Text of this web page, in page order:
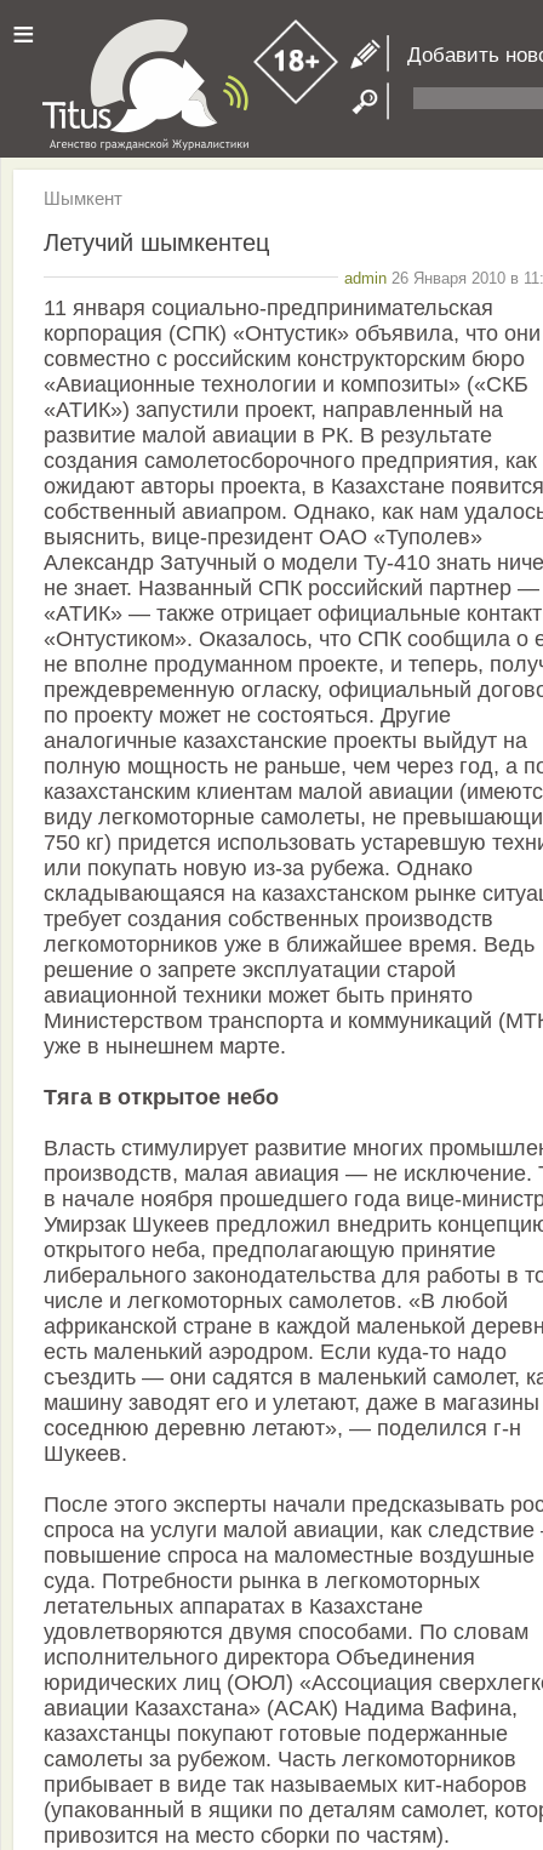
≡ Добавить
Шымкент
Летучий шымкентец
admin 26 Января 2010 в
11 января социально-предпринимательская
корпорация (СПК) «Онтустик» объявила, что они
совместно с российским конструкторским бюро
«Авиационные технологии и композиты» («СКБ
«АТИК») запустили проект, направленный на
развитие малой авиации в РК. В результате
создания самолетосборочного предприятия, как
ожидают авторы проекта, в Казахстане появится
собственный авиапром. Однако, как нам
выяснить, вице-президент ОАО «Туполев»
Александр Затучный о модели Ту-410 знать
не знает. Названный СПК российский партнер —
«АТИК» — также отрицает официальные
«Онтустиком». Оказалось, что СПК сообщила о
не вполне продуманном проекте, и теперь,
преждевременную огласку, официальный
по проекту может не состояться. Другие
аналогичные казахстанские проекты выйдут на
полную мощность не раньше, чем через год, а
казахстанским клиентам малой авиации
виду легкомоторные самолеты, не
750 кг) придется использовать устаревшую
или покупать новую из-за рубежа. Однако
складывающаяся на казахстанском рынке
требует создания собственных производств
легкомоторников уже в ближайшее время. Ведь
решение о запрете эксплуатации старой
авиационной техники может быть принято
Министерством транспорта и коммуникаций
уже в нынешнем марте.
Тяга в открытое небо
Власть стимулирует развитие многих
производств, малая авиация — не исключение.
в начале ноября прошедшего года вице-
Умирзак Шукеев предложил внедрить
открытого неба, предполагающую принятие
либерального законодательства для работы в
числе и легкомоторных самолетов. «В любой
африканской стране в каждой маленькой
есть маленький аэродром. Если куда-то надо
съездить — они садятся в маленький самолет,
машину заводят его и улетают, даже в
соседнюю деревню летают», — поделился г-н
Шукеев.
После этого эксперты начали предсказывать
спроса на услуги малой авиации, как
повышение спроса на маломестные воздушные
суда. Потребности рынка в легкомоторных
летательных аппаратах в Казахстане
удовлетворяются двумя способами. По словам
исполнительного директора Объединения
юридических лиц (ОЮЛ) «Ассоциация
авиации Казахстана» (АСАК) Надима Вафина,
казахстанцы покупают готовые подержанные
самолеты за рубежом. Часть легкомоторников
прибывает в виде так называемых кит-наборов
(упакованный в ящики по деталям самолет,
привозится на место сборки по частям).